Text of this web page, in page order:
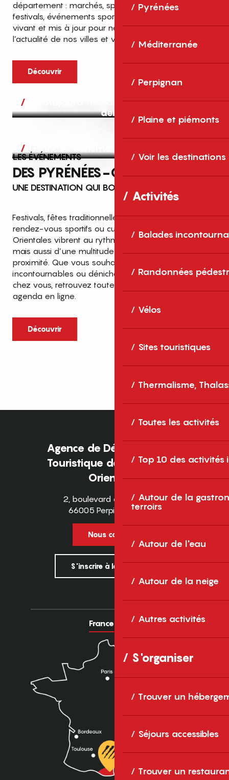
Pyrénées
Méditerranée
Perpignan
Plaine et piémonts
Voir les destinations
Activités
Balades
Randonnées
Vélos
Sites touristiques
Thermalisme,
Toutes les activités
Top 10 des activités
Autour de la
terroirs
Autour de l'eau
Autour de la neige
Autres activités
S'organiser
Trouver un
Séjours accessibles
Trouver un
département : marchés, spectacles, expositions,
festivals, événements sportifs et culturels… un agenda
vivant et mis à jour pour ne rien manquer de
l’actualité de nos villes et villages.
Découvrir
Aujourd’hui, demain et après-
demain
Grands événements
LES ÉVÉNEMENTS
DES PYRÉNÉES-ORIENTALES
UNE DESTINATION QUI BOUGE TOUTE L’ANNÉE
Festivals, fêtes traditionnelles, concerts, expositions,
rendez-vous sportifs ou culturels… les Pyrénées-
Orientales vibrent au rythme de grands temps forts
mais aussi d’une multitude d’événements de
proximité. Que vous souhaitiez vivre les
incontournables ou dénicher des sorties près de
chez vous, retrouvez toutes les infos dans notre
agenda en ligne.
Découvrir
Top des événements et sorties
en famille
cet été dans les Pyrénées-Orientales
Entre mer Méditerranée, villages de
caractère et grands espaces naturels, les
Pyrénées-Orientales sont une destination
idéale pour partager des moments en
famille tout au long...
Agence de Développement
Touristique des Pyrénées-
Orientales
2, boulevard des Pyrénées
66005 Perpignan Cedex
Nous contacter
S'inscrire à la newsletter
France Europe